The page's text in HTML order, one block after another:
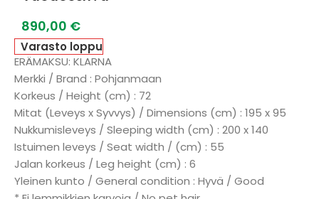
890,00 €
Varasto loppu
ERÄMAKSU: KLARNA
Merkki / Brand : Pohjanmaan
Korkeus / Height (cm) : 72
Mitat (Leveys x Syvvys) / Dimensions (cm) : 195 x 95
Nukkumisleveys / Sleeping width (cm) : 200 x 140
Istuimen leveys / Seat width / (cm) : 55
Jalan korkeus / Leg height (cm) : 6
Yleinen kunto / General condition : Hyvä / Good